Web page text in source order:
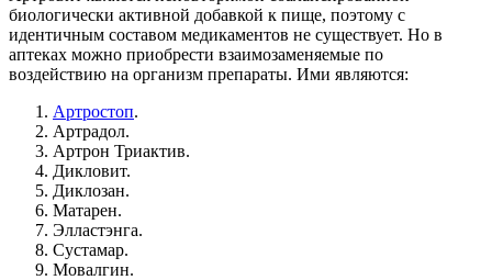
биологически активной добавкой к пище, поэтому с
идентичным составом медикаментов не существует. Но в
аптеках можно приобрести взаимозаменяемые по
воздействию на организм препараты. Ими являются:
Артростоп.
Артрадол.
Артрон Триактив.
Дикловит.
Диклозан.
Матарен.
Элластэнга.
Сустамар.
Мовалгин.